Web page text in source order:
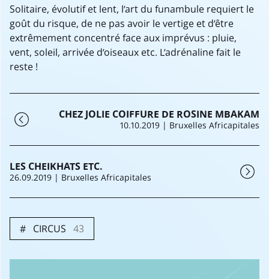
Solitaire, évolutif et lent, l’art du funambule requiert le
goût du risque, de ne pas avoir le vertige et d’être
extrêmement concentré face aux imprévus : pluie,
vent, soleil, arrivée d’oiseaux etc. L’adrénaline fait le
reste !
CHEZ JOLIE COIFFURE DE ROSINE MBAKAM
10.10.2019 | Bruxelles Africapitales
LES CHEIKHATS ETC.
26.09.2019 | Bruxelles Africapitales
CIRCUS 43